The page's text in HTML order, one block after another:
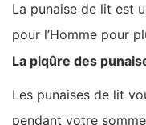
La punaise de lit est
pour l’Homme pour
La piqûre des
Les punaises de lit
pendant votre